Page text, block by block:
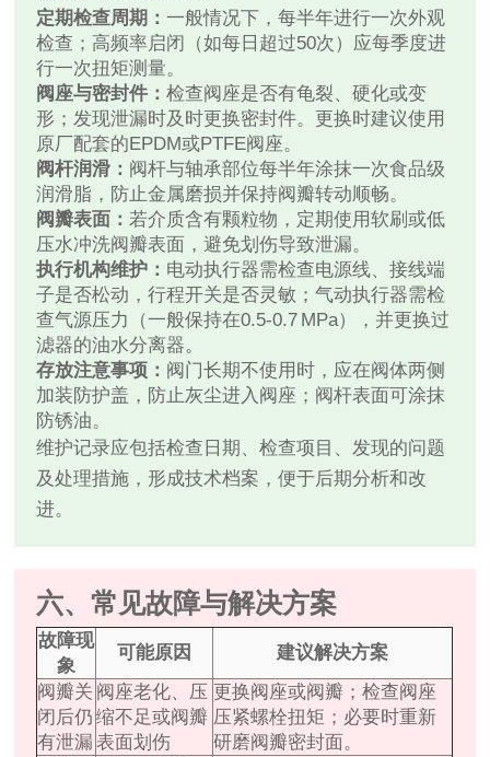
定期检查周期：一般情况下，每半年进行一次外观
检查；高频率启闭（如每日超过50次）应每季度进
行一次扭矩测量。
阀座与密封件：检查阀座是否有龟裂、硬化或变
形；发现泄漏时及时更换密封件。更换时建议使用
原厂配套的EPDM或PTFE阀座。
阀杆润滑： 阀杆与轴承部位每半年涂抹一次食品级
润滑脂，防止金属磨损并保持阀瓣转动顺畅。
阀瓣表面：若介质含有颗粒物，定期使用软刷或低
压水冲洗阀瓣表面，避免划伤导致泄漏。
执行机构维护： 电动执行器需检查电源线、接线端
子是否松动，行程开关是否灵敏；气动执行器需检
查气源压力（一般保持在0.5‑0.7 MPa），并更换过
滤器的油水分离器。
存放注意事项： 阀门长期不使用时，应在阀体两侧
加装防护盖，防止灰尘进入阀座；阀杆表面可涂抹
防锈油。
维护记录应包括检查日期、检查项目、发现的问题
及处理措施，形成技术档案，便于后期分析和改
进。
六、常见故障与解决方案
故障现
象
可能原因
建议解决方案
阀瓣关
闭后仍
有泄漏
阀座老化、压
缩不足或阀瓣
表面划伤
更换阀座或阀瓣；检查阀座
压紧螺栓扭矩；必要时重新
研磨阀瓣密封面。